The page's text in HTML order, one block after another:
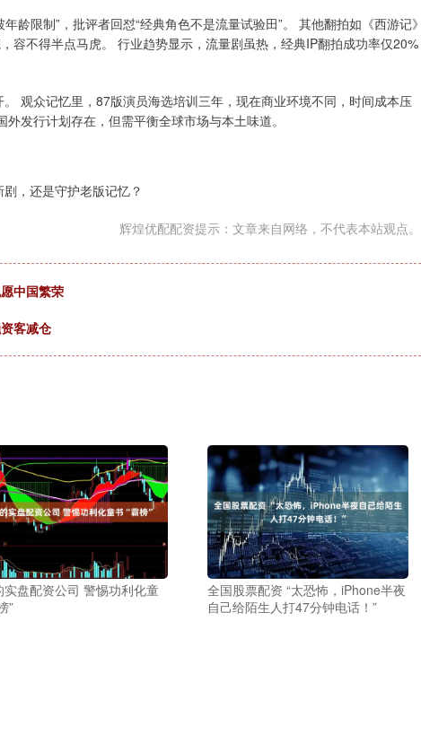
龄限制”，批评者回怼“经典角色不是流量试验田”。 其他翻拍如《西游记》
容不得半点马虎。 行业趋势显示，流量剧虽热，经典IP翻拍成功率仅20%
观众记忆里，87版演员海选培训三年，现在商业环境不同，时间成本压
发行计划存在，但需平衡全球市场与本土味道。
，还是守护老版记忆？
辉煌优配配资提示：文章来自网络，不代表本站观点。
中国繁荣
客减仓
实盘配资公司 警惕功利化童
”
全国股票配资 “太恐怖，iPhone半夜
自己给陌生人打47分钟电话！”